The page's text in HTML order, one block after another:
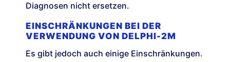
Diagnosen nicht ersetzen.
EINSCHRÄNKUNGEN BEI DER
VERWENDUNG VON DELPHI-2M
Es gibt jedoch auch einige Einschränkungen.